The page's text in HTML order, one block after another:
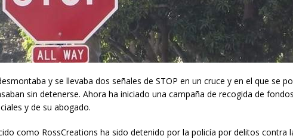
y se llevaba dos señales de STOP en un cruce y en el que se
sin detenerse. Ahora ha iniciado una campaña de recogida de fondos
y de su abogado.
como RossCreations ha sido detenido por la policía por delitos contra